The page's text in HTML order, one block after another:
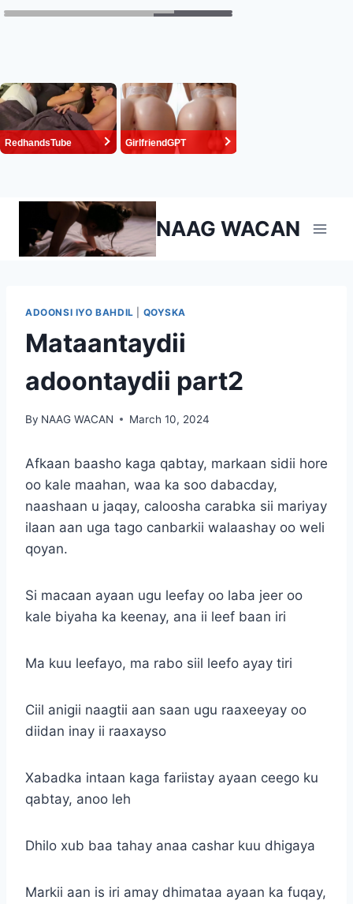
content
NAAG WACAN
ADOONSI IYO BAHDIL QOYSKA
Mataantaydii
adoontaydii part2
By NAAG WACAN March 10, 2024
Afkaan baasho kaga qabtay, markaan sidii hore
oo kale maahan, waa ka soo dabacday,
naashaan u jaqay, caloosha carabka sii mariyay
ilaan aan uga tago canbarkii walaashay oo weli
qoyan.
Si macaan ayaan ugu leefay oo laba jeer oo
kale biyaha ka keenay, ana ii leef baan iri
Ma kuu leefayo, ma rabo siil leefo ayay tiri
Ciil anigii naagtii aan saan ugu raaxeeyay oo
diidan inay ii raaxayso
Xabadka intaan kaga fariistay ayaan ceego ku
qabtay, anoo leh
Dhilo xub baa tahay anaa cashar kuu dhigaya
Markii aan is iri amay dhimataa ayaan ka fuqay,